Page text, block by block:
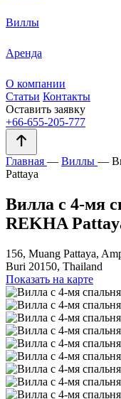
Виллы
Аренда
О компании
Статьи Контакты
Оставить заявку
+66-655-205-777
Главная — Виллы —
Pattaya
Вилла с 4-мя
REKHA
156, Muang Pattaya,
Buri 20150, Thailand
Показать на карте